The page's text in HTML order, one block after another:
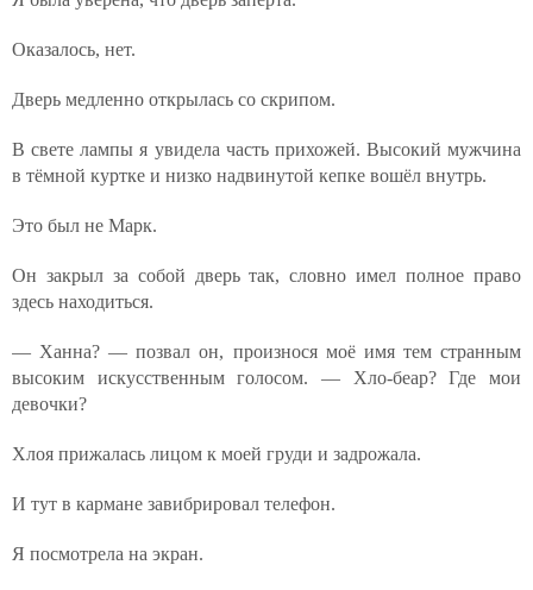
Оказалось, нет.
Дверь медленно открылась со скрипом.
В свете лампы я увидела часть прихожей. Высокий мужчина
в тёмной куртке и низко надвинутой кепке вошёл внутрь.
Это был не Марк.
Он закрыл за собой дверь так, словно имел полное право
здесь находиться.
— Ханна? — позвал он, произнося моё имя тем странным
высоким искусственным голосом. — Хло-беар? Где мои
девочки?
Хлоя прижалась лицом к моей груди и задрожала.
И тут в кармане завибрировал телефон.
Я посмотрела на экран.